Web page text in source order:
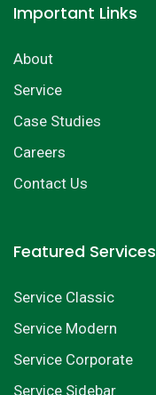
Important Links
About
Service
Case Studies
Careers
Contact Us
Featured Services
Service Classic
Service Modern
Service Corporate
Service Sidebar